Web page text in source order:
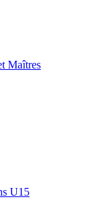
Maîtres
U15